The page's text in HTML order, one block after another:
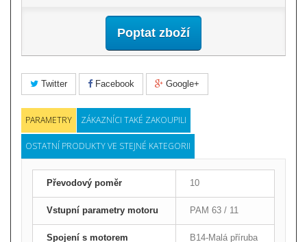
Poptat zboží
Twitter Facebook Google+
PARAMETRY ZÁKAZNÍCI TAKÉ ZAKOUPILI
OSTATNÍ PRODUKTY VE STEJNÉ KATEGORII
Převodový poměr 10
Vstupní parametry motoru PAM 63 / 11
Spojení s motorem B14-Malá příruba